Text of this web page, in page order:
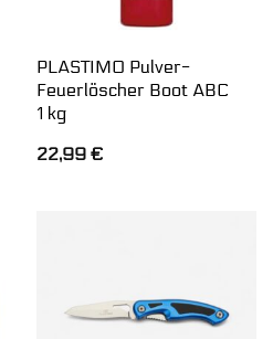
PLASTIMO Pulver-
Feuerlöscher Boot ABC
1 kg
22,99 €